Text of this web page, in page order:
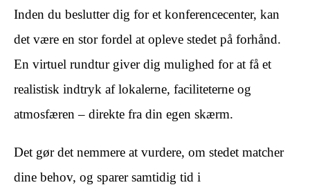
Inden du beslutter dig for et konferencecenter, kan
det være en stor fordel at opleve stedet på forhånd.
En virtuel rundtur giver dig mulighed for at få et
realistisk indtryk af lokalerne, faciliteterne og
atmosfæren – direkte fra din egen skærm.
Det gør det nemmere at vurdere, om stedet matcher
dine behov, og sparer samtidig tid i